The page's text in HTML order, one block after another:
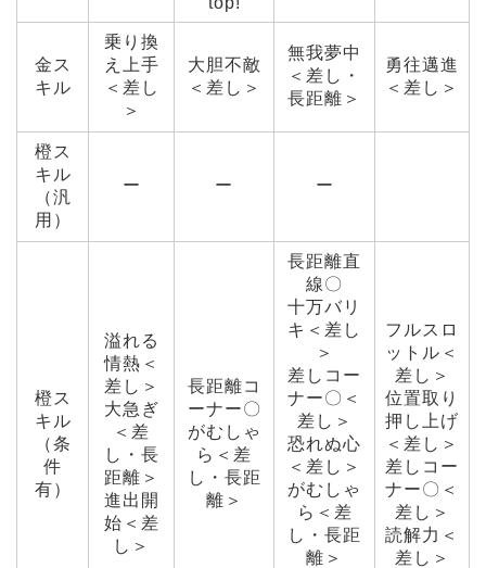
金ス
キル
乗り換
え上手
＜差し
＞
大胆不敵
＜差し＞
無我夢中
＜差し・
長距離＞
勇往邁進
＜差し＞
橙ス
キル
（汎
用）
ー ー ー
橙ス
キル
（条
件
有）
溢れる
情熱＜
差し＞
大急ぎ
＜差
し・長
距離＞
進出開
始＜差
し＞
長距離コ
ーナー〇
がむしゃ
ら＜差
し・長距
離＞
長距離直
線〇
十万バリ
キ＜差し
＞
差しコー
ナー〇＜
差し＞
恐れぬ心
＜差し＞
がむしゃ
ら＜差
し・長距
離＞
フルスロ
ットル＜
差し＞
位置取り
押し上げ
＜差し＞
差しコー
ナー〇＜
差し＞
読解力＜
差し＞